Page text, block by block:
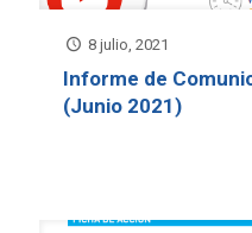
8 julio, 2021
Informe de
(Junio 2021)